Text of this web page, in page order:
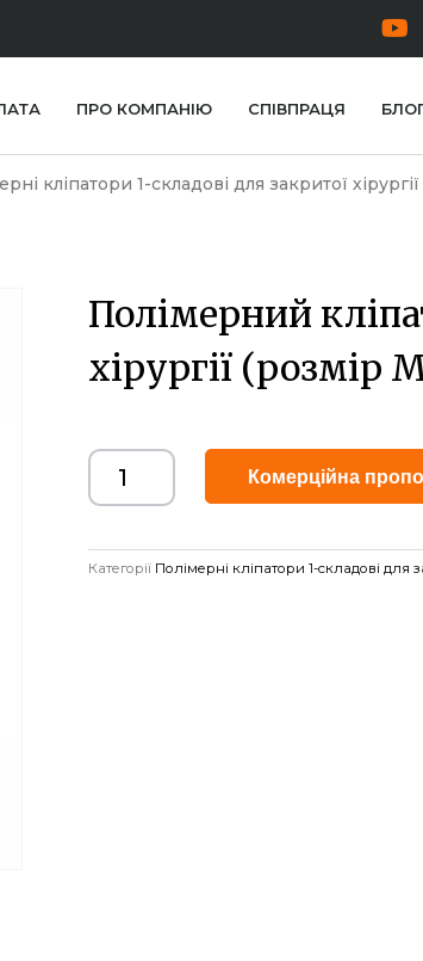
ПРО КОМПАНІЮ СПІВПРАЦЯ
кліпатори 1-складові для закритої хірургії
Полімерний
хірургії (розмір
Комерційна
Категорії Полімерні кліпатори 1-складові для